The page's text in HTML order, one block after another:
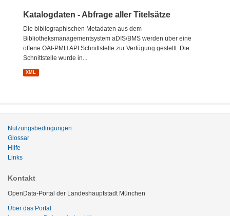
Katalogdaten - Abfrage aller Titelsätze
Die bibliographischen Metadaten aus dem
Bibliotheksmanagementsystem aDIS/BMS werden über eine
offene OAI-PMH API Schnittstelle zur Verfügung gestellt. Die
Schnittstelle wurde in...
XML
Nutzungsbedingungen
Glossar
Hilfe
Links
Kontakt
OpenData-Portal der Landeshauptstadt München
Über das Portal